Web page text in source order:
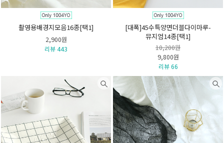
촬영용배경지모음16종[택1]
2,900원
리뷰 443
[대폭]45수특양면더블다이마루-
뮤지엄14종[택1]
10,200원
9,800원
리뷰 66